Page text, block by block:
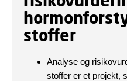
stoffer
Analyse og
stoffer er et projekt,